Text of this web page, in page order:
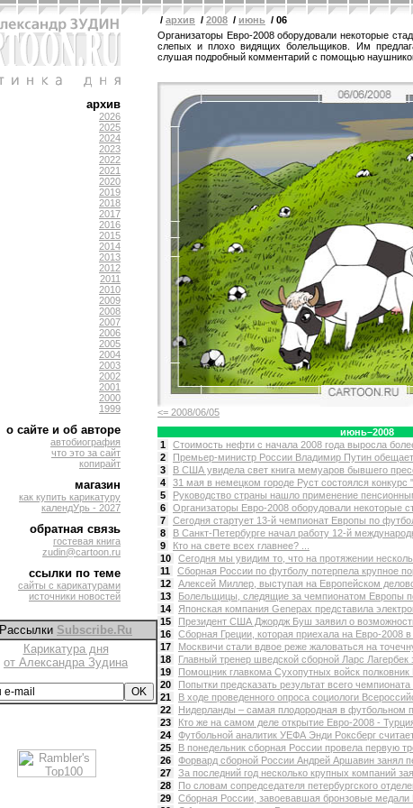
архив
2026
2025
2024
2023
2022
2021
2020
2019
2018
2017
2016
2015
2014
2013
2012
2011
2010
2009
2008
2007
2006
2005
2004
2003
2002
2001
2000
1999
о сайте и об авторе
автобиография
что это за сайт
копирайт
магазин
как купить карикатуру
календУрь - 2027
обратная связь
гостевая книга
zudin@cartoon.ru
ссылки по теме
сайты с карикатурами
источники новостей
Рассылки Subscribe.Ru
Карикатура дня
от Александра Зудина
/ архив / 2008 / июнь / 06
Организаторы Евро-2008 оборудовали некоторые
слепых и плохо видящих болельщиков. Им
слушая подробный комментарий с помощью
<= 2008/06/05
июнь–2008
1
Стоимость нефти с начала 2008 года выросла
2
Премьер-министр России Владимир Путин обещает,
3
В США увидела свет книга мемуаров бывшего
4
31 мая в немецком городе Руст состоялся конкурс
5
Руководство страны нашло применение
6
Организаторы Евро-2008 оборудовали некоторые
7
Сегодня стартует 13-й чемпионат Европы по
8
В Санкт-Петербурге начал работу 12-й
9
Кто на свете всех главнее? ...
10
Сегодня мы увидим то, что на протяжении
11
Сборная России по футболу потерпела крупное
12
Алексей Миллер, выступая на Европейском
13
Болельщицы, следящие за чемпионатом Европы
14
Японская компания Genepax представила
15
Президент США Джордж Буш заявил о возможности
16
Сборная Греции, которая приехала на Евро-2008 в
17
Москвичи стали вдвое реже жаловаться на
18
Главный тренер шведской сборной Ларс Лагербек
19
Помощник главкома Сухопутных войск полковник
20
Попытки предсказать результат всего чемпионата
21
В ходе проведенного опроса социологи
22
Нидерланды – самая плодородная в футбольном
23
Кто же на самом деле открытие Евро-2008 -
24
Футбольной аналитик УЕФА Энди Роксберг
25
В понедельник сборная России провела первую
26
Форвард сборной России Андрей Аршавин занял
27
За последний год несколько крупных компаний
28
По словам сопредседателя петербургского
29
Сборная России, завоевавшая бронзовые медали